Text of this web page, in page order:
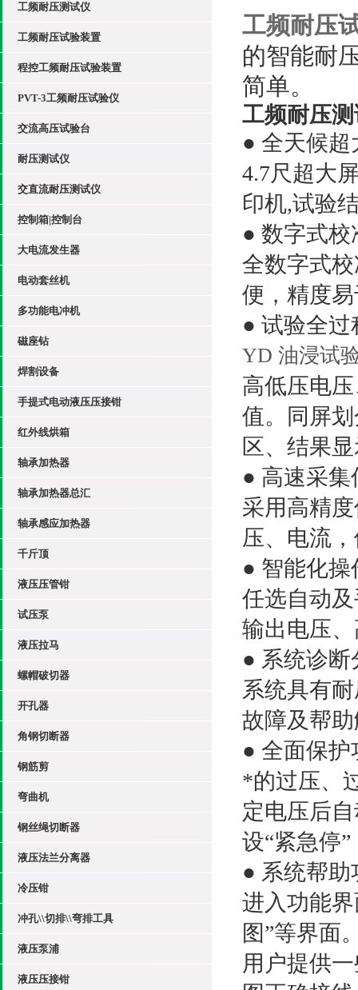
工频耐压测试仪
工频耐压试验装置
程控工频耐压试验装置
PVT-3工频耐压试验仪
交流高压试验台
耐压测试仪
交直流耐压测试仪
控制箱|控制台
大电流发生器
电动套丝机
多功能电冲机
磁座钻
焊割设备
手提式电动液压压接钳
红外线烘箱
轴承加热器
轴承加热器总汇
轴承感应加热器
千斤顶
液压压管钳
试压泵
液压拉马
螺帽破切器
开孔器
角钢切断器
钢筋剪
弯曲机
钢丝绳切断器
液压法兰分离器
冷压钳
冲孔\\切排\\弯排工具
液压泵浦
液压压接钳
工频耐压
的智能耐
简单。
工频耐压
● 全天候超
4.7尺超大
印机,试验
● 数字式校
全数字式
便，精度
● 试验全
YD 油浸试
高低压电
值。同屏
区、结果
● 高速采集
采用高精
压、电流
● 智能化操
任选自动
输出电压
● 系统诊断
系统具有
故障及帮
● 全面保护
*的过压、
定电压后
设“紧急停
● 系统帮助
进入功能
图”等界面
用户提供